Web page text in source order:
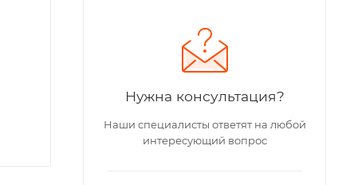
Нужна консультация?
Наши специалисты ответят на любой
интересующий вопрос